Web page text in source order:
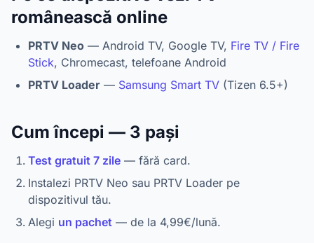
românească online
PRTV Neo — Android TV, Google TV, Fire TV / Fire
Stick, Chromecast, telefoane Android
PRTV Loader — Samsung Smart TV (Tizen 6.5+)
Cum începi — 3 pași
Test gratuit 7 zile — fără card.
Instalezi PRTV Neo sau PRTV Loader pe
dispozitivul tău.
Alegi un pachet — de la 4,99€/lună.